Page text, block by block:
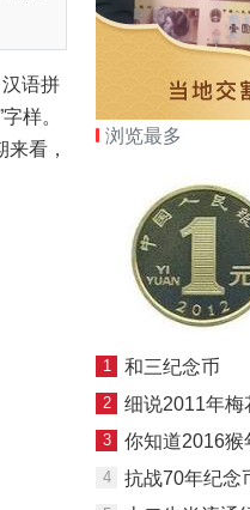
语拼
样。
看，
浏览最多
1 和三纪念币
2 细说2011年梅
3 你知道2016猴
4 抗战70年纪念